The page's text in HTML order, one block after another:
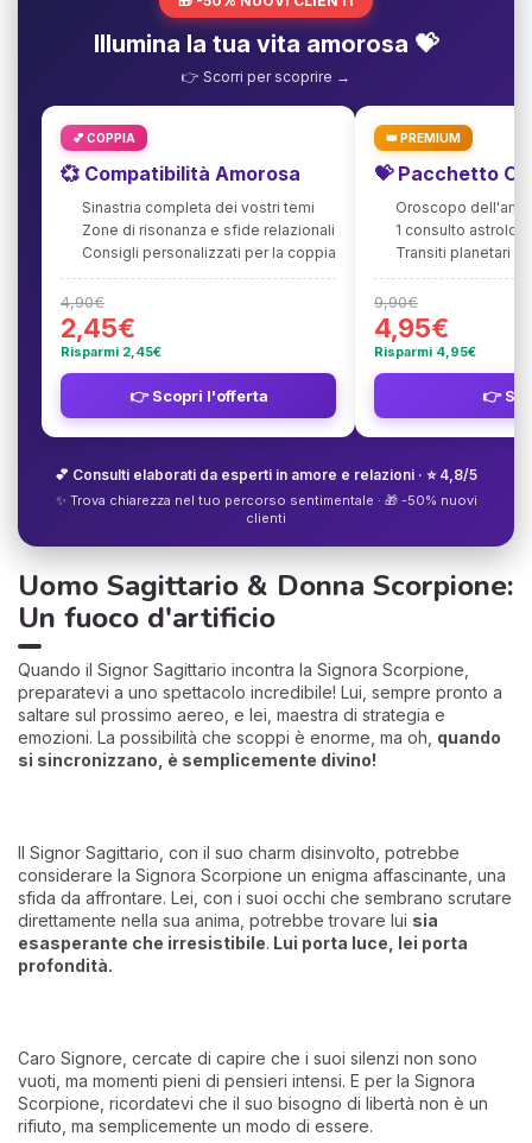
Illumina la tua vita amorosa 💝
👉 Scorri per scoprire →
💕 COPPIA
💞 Compatibilità Amorosa
Sinastria completa dei vostri temi
Zone di risonanza e sfide relazionali
Consigli personalizzati per la coppia
4,90€
2,45€
Risparmi 2,45€
👉 Scopri l'offerta
👑 PREMIUM
💝 Pacchetto
Oroscopo
1 consulto
Transiti planetari
9,90€
4,95€
Risparmi 4,95€
👉
💕 Consulti elaborati da esperti in amore e relazioni · ⭐ 4,8/5
✨ Trova chiarezza nel tuo percorso sentimentale · 🎁 -50% nuovi
clienti
Uomo Sagittario & Donna Scorpione:
Un fuoco d'artificio
Quando il Signor Sagittario incontra la Signora Scorpione,
preparatevi a uno spettacolo incredibile! Lui, sempre pronto a
saltare sul prossimo aereo, e lei, maestra di strategia e
emozioni. La possibilità che scoppi è enorme, ma oh, quando
si sincronizzano, è semplicemente divino!
Il Signor Sagittario, con il suo charm disinvolto, potrebbe
considerare la Signora Scorpione un enigma affascinante, una
sfida da affrontare. Lei, con i suoi occhi che sembrano scrutare
direttamente nella sua anima, potrebbe trovare lui sia
esasperante che irresistibile. Lui porta luce, lei porta
profondità.
Caro Signore, cercate di capire che i suoi silenzi non sono
vuoti, ma momenti pieni di pensieri intensi. E per la Signora
Scorpione, ricordatevi che il suo bisogno di libertà non è un
rifiuto, ma semplicemente un modo di essere.